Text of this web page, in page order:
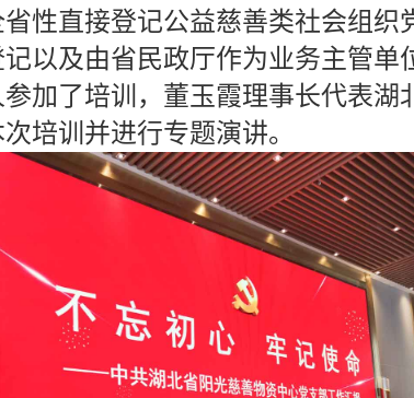
性直接登记公益慈善类社会组织
记以及由省民政厅作为业务主管单
加了培训，董玉霞理事长代表湖
培训并进行专题演讲。